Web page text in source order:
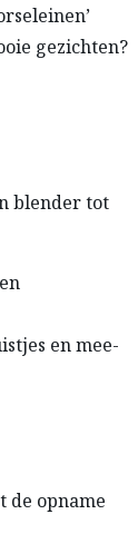
gezichten?
blender tot
en mee-
de opname